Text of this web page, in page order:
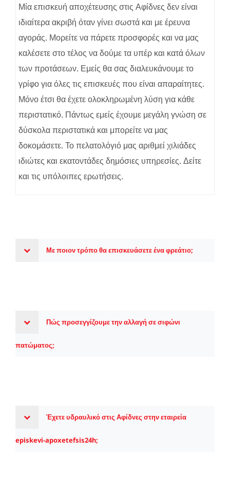
Μία επισκευή αποχέτευσης στις Αφίδνες δεν είναι
ιδιαίτερα ακριβή όταν γίνει σωστά και με έρευνα
αγοράς. Μορείτε να πάρετε προσφορές και να μας
καλέσετε στο τέλος να δούμε τα υπέρ και κατά όλων
των προτάσεων. Εμείς θα σας διαλευκάνουμε το
γρίφο για όλες τις επισκευές που είναι απαραίτητες.
Μόνο έτσι θα έχετε ολοκληρωμένη λύση για κάθε
περιστατικό. Πάντως εμείς έχουμε μεγάλη γνώση σε
δύσκολα περιστατικά και μπορείτε να μας
δοκομάσετε. Το πελατολόγιό μας αριθμεί χιλιάδες
ιδιώτες και εκατοντάδες δημόσιες υπηρεσίες. Δείτε
και τις υπόλοιπες ερωτήσεις.
Με ποιον τρόπο θα επισκευάσετε ένα φρεάτιο;
Πώς προσεγγίζουμε την αλλαγή σε σιφώνι
πατώματος;
Έχετε υδραυλικό στις Αφίδνες στην εταιρεία
episkevi-apoxetefsis24h;